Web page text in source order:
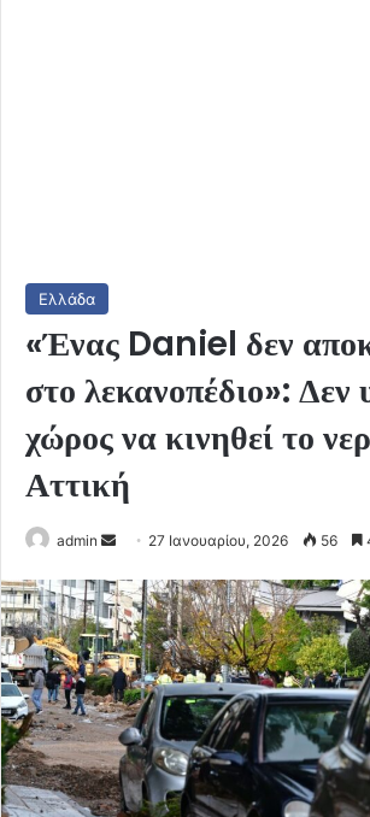
Ελλάδα
«Ένας Daniel δεν
στο λεκανοπέδιο»: Δεν
χώρος να κινηθεί το
Αττική
admin
Send
email
27 Ιανουαρίου, 2026 56